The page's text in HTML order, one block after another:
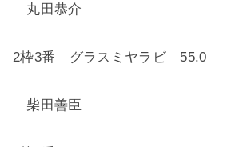
丸田恭介
2枠3番 グラスミヤラビ 55.0
柴田善臣